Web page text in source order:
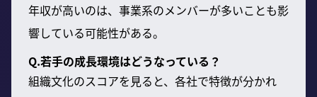
年収が高いのは、事業系のメンバーが多いことも影
響している可能性がある。
Q.若手の成長環境はどうなっている？
組織文化のスコアを見ると、各社で特徴が分かれ